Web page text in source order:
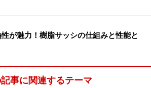
リットの開け閉めをリモコン1つで簡
け閉めで採光・採風をコントロールで
性が魅力！樹脂サッシの仕組みと性能と
事に関連するテーマ